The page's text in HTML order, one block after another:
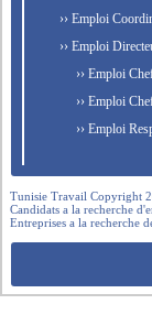
›› Emploi
›› Emploi
›› Emploi
›› Emploi
›› Emploi
Tunisie Travail Copyright
Candidats a la recherche
Entreprises a la recherche